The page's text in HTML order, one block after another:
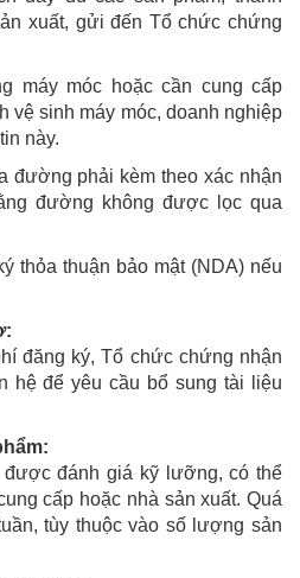
xuất, gửi đến Tổ chức chứng
máy móc hoặc cần cung cấp
vệ sinh máy móc, doanh nghiệp
này.
đường phải kèm theo xác nhận
đường không được lọc qua
thỏa thuận bảo mật (NDA) nếu
đăng ký, Tổ chức chứng nhận
hệ để yêu cầu bổ sung tài liệu
đánh giá kỹ lưỡng, có thể
cấp hoặc nhà sản xuất. Quá
tùy thuộc vào số lượng sản